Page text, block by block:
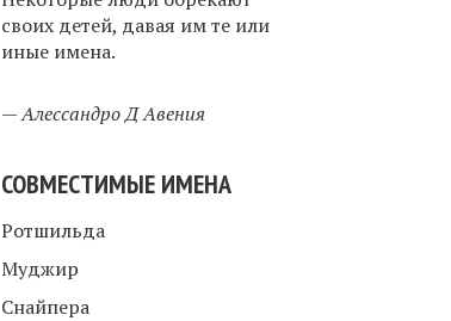
своих детей, давая им те или
иные имена.
—Алессандро Д Авения
СОВМЕСТИМЫЕ ИМЕНА
Ротшильда
Муджир
Снайпера